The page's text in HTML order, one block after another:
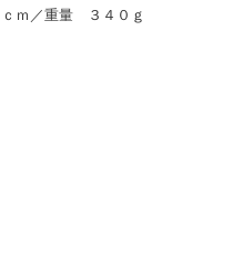
／重量 ３４０ｇ